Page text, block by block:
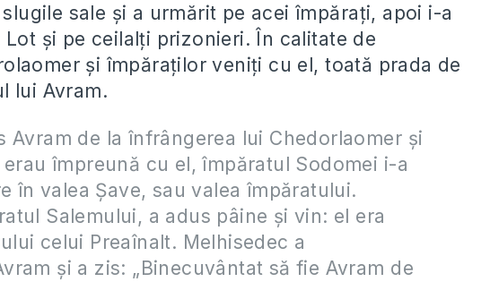
sale și a urmărit pe acei împărați, apoi i-a
și pe ceilalți prizonieri. În calitate de
și împăraților veniți cu el, toată prada de
lui Avram.
Avram de la înfrângerea lui Chedorlaomer şi
împreună cu el, împăratul Sodomei i-a
în valea Şave, sau valea împăratului.
Salemului, a adus pâine şi vin: el era
celui Preaînalt. Melhisedec a
şi a zis: „Binecuvântat să fie Avram de